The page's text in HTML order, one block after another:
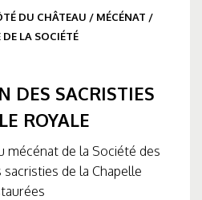
DU CHÂTEAU / MÉCÉNAT /
DE LA SOCIÉTÉ
DES SACRISTIES
ROYALE
mécénat de la Société des
de la Chapelle